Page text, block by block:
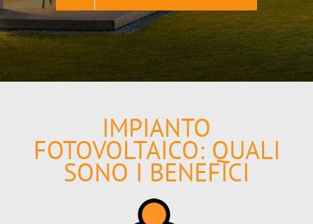
IMPIANTO
FOTOVOLTAICO: QUALI
SONO I BENEFICI